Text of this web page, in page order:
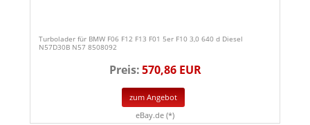
Turbolader für BMW F06 F12 F13 F01 5er F10 3,0 640 d Diesel
N57D30B N57 8508092
Preis:570,86 EUR
zum Angebot
eBay.de (*)